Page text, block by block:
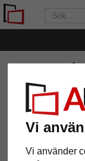
Vi
Vi använder
AllaRamar.se